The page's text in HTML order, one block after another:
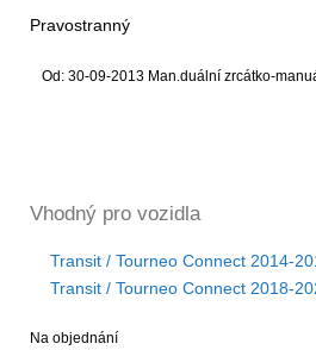
Pravostranný
Od: 30-09-2013 Man.duální zrcátko-
Vhodný pro vozidla
Transit / Tourneo Connect 2014-
Transit / Tourneo Connect 2018-
Na objednání